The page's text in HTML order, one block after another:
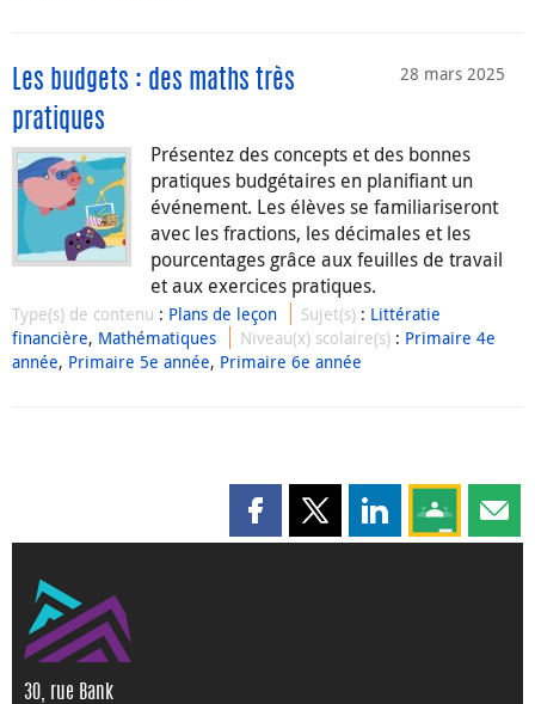
28 mars 2025
Les budgets : des maths très
pratiques
Présentez des concepts et des bonnes
pratiques budgétaires en planifiant un
événement. Les élèves se familiariseront
avec les fractions, les décimales et les
pourcentages grâce aux feuilles de travail
et aux exercices pratiques.
Type(s) de contenu : Plans de leçon Sujet(s) : Littératie
financière, Mathématiques Niveau(x) scolaire(s) : Primaire 4e
année, Primaire 5e année, Primaire 6e année
Partager cette page sur
Partager cette page sur X
Partager cette
Partagez
30, rue Bank